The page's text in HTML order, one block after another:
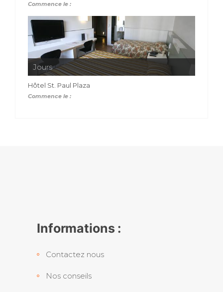
Commence le :
Jours
Hôtel St. Paul Plaza
Commence le :
Informations :
Contactez nous
Nos conseils